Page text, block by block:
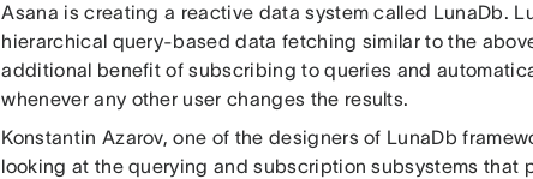
Asana is creating a reactive data system called LunaDb.
hierarchical query-based data fetching similar to the
additional benefit of subscribing to queries and
whenever any other user changes the results.
Konstantin Azarov, one of the designers of LunaDb
looking at the querying and subscription subsystems that